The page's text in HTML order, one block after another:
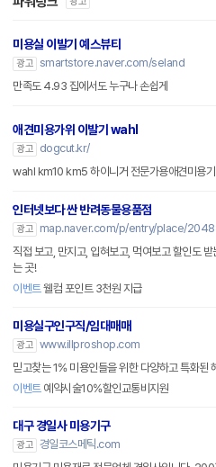
미용실 이발기 예스뷰티
광고 smartstore.naver.com/seland
만족도 4.93 집에서도 누구나 손쉽게
애견미용가위 이발기 wahl
광고
dogcut.kr/
wahl km10 km5 하이니거 전문가용애
인터넷보다 싼 반려동물용품점
광고
map.naver.com/p/entry/place/
직접 보고, 만지고, 입혀보고, 먹여보고 할인도
는 곳!
이벤트웰컴 포인트 3천원 지급
미용실구인구직/임대매매
광고 www.illproshop.com
믿고찾는 1% 미용인들을 위한 다양하고 특화된
이벤트예약시술10%할인교통비지원
대구 경일사 미용기구
광고 경일코스메틱.com